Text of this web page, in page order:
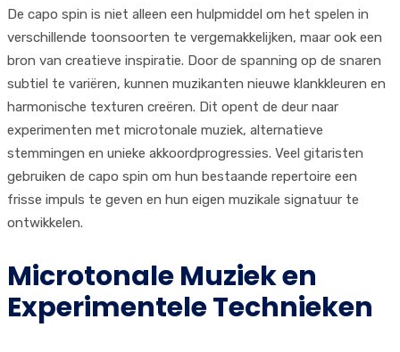
De capo spin is niet alleen een hulpmiddel om het spelen in
verschillende toonsoorten te vergemakkelijken, maar ook een
bron van creatieve inspiratie. Door de spanning op de snaren
subtiel te variëren, kunnen muzikanten nieuwe klankkleuren en
harmonische texturen creëren. Dit opent de deur naar
experimenten met microtonale muziek, alternatieve
stemmingen en unieke akkoordprogressies. Veel gitaristen
gebruiken de capo spin om hun bestaande repertoire een
frisse impuls te geven en hun eigen muzikale signatuur te
ontwikkelen.
Microtonale Muziek en
Experimentele Technieken